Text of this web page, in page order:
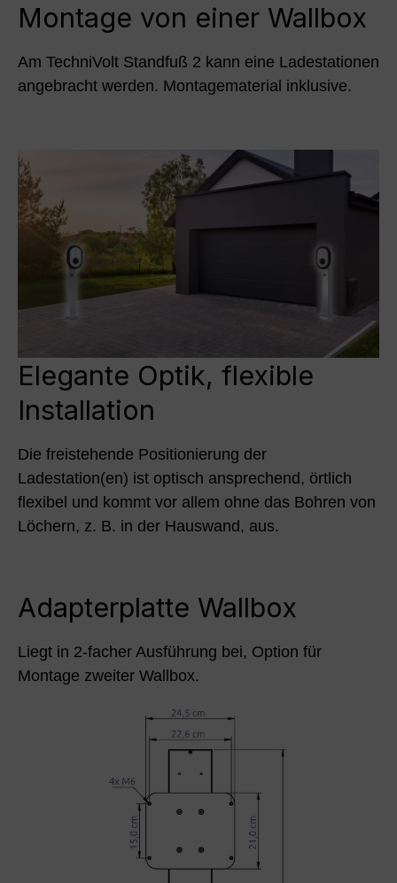
Montage von einer Wallbox
Am TechniVolt Standfuß 2 kann eine Ladestationen
angebracht werden. Montagematerial inklusive.
Elegante Optik, flexible
Installation
Die freistehende Positionierung der
Ladestation(en) ist optisch ansprechend, örtlich
flexibel und kommt vor allem ohne das Bohren von
Löchern, z. B. in der Hauswand, aus.
Adapterplatte Wallbox
Liegt in 2-facher Ausführung bei, Option für
Montage zweiter Wallbox.